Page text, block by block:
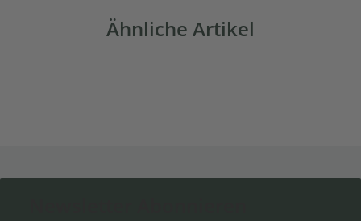
Ähnliche Artikel